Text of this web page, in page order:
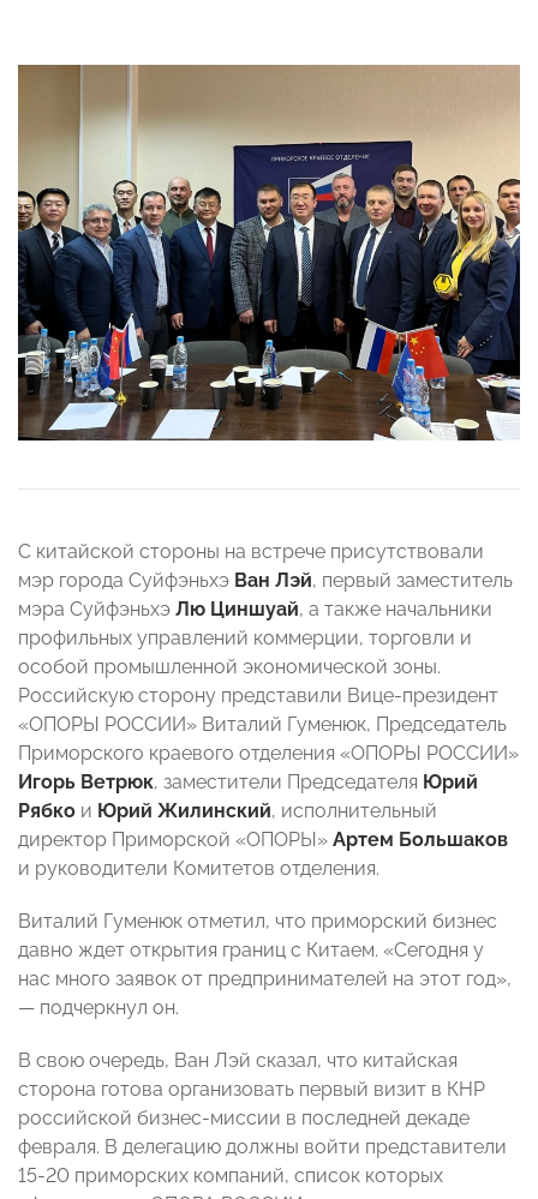
С китайской стороны на встрече присутствовали
мэр города Суйфэньхэ Ван Лэй, первый заместитель
мэра Суйфэньхэ Лю Циншуай, а также начальники
профильных управлений коммерции, торговли и
особой промышленной экономической зоны.
Российскую сторону представили Вице-президент
«ОПОРЫ РОССИИ» Виталий Гуменюк, Председатель
Приморского краевого отделения «ОПОРЫ РОССИИ»
Игорь Ветрюк, заместители Председателя Юрий
Рябко и Юрий Жилинский, исполнительный
директор Приморской «ОПОРЫ» Артем Большаков
и руководители Комитетов отделения.
Виталий Гуменюк отметил, что приморский бизнес
давно ждет открытия границ с Китаем. «Сегодня у
нас много заявок от предпринимателей на этот год»,
— подчеркнул он.
В свою очередь, Ван Лэй сказал, что китайская
сторона готова организовать первый визит в КНР
российской бизнес-миссии в последней декаде
февраля. В делегацию должны войти представители
15-20 приморских компаний, список которых